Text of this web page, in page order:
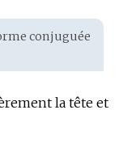
conjuguée
la tête et